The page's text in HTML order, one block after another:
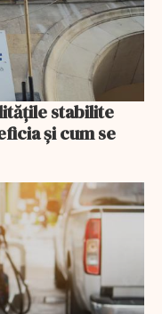
stabilite
și cum se